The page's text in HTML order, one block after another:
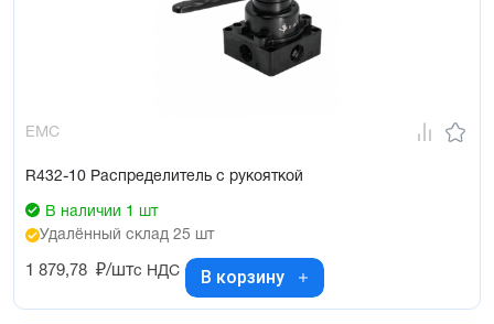
EMC
R432-10 Распределитель с рукояткой
В наличии 1 шт
Удалённый склад 25 шт
1 879,78 ₽/штс НДС В корзину